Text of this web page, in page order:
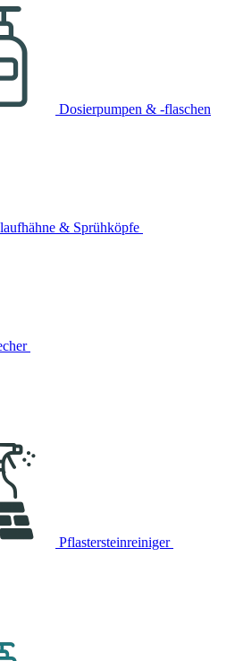
Dosierpumpen & -flaschen
& Sprühköpfe
Pflastersteinreiniger